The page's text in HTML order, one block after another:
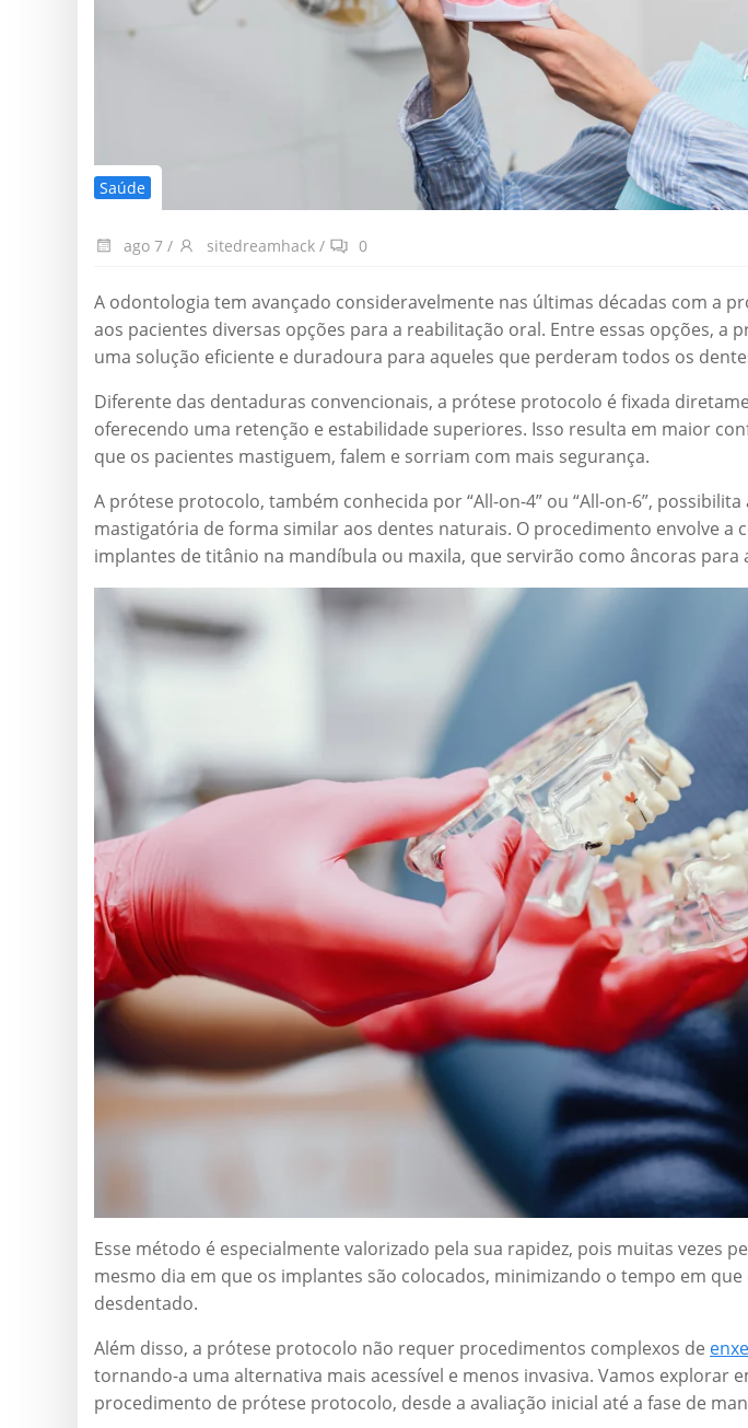
Saúde
ago 7 / sitedreamhack / 0
A odontologia tem avançado consideravelmente nas últimas décadas com a
aos pacientes diversas opções para a reabilitação oral. Entre essas opções, a
uma solução eficiente e duradoura para aqueles que perderam todos os
Diferente das dentaduras convencionais, a prótese protocolo é fixada
oferecendo uma retenção e estabilidade superiores. Isso resulta em maior
que os pacientes mastiguem, falem e sorriam com mais segurança.
A prótese protocolo, também conhecida por “All-on-4” ou “All-on-6”,
mastigatória de forma similar aos dentes naturais. O procedimento envolve a
implantes de titânio na mandíbula ou maxila, que servirão como âncoras para
Esse método é especialmente valorizado pela sua rapidez, pois muitas vezes
mesmo dia em que os implantes são colocados, minimizando o tempo em
desdentado.
Além disso, a prótese protocolo não requer procedimentos complexos de
tornando-a uma alternativa mais acessível e menos invasiva. Vamos explorar
procedimento de prótese protocolo, desde a avaliação inicial até a fase de